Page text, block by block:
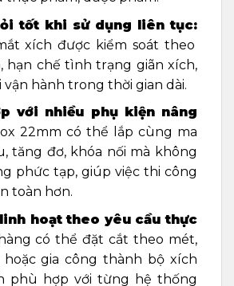
tốt khi sử dụng liên tục:
xích được kiểm soát theo
hạn chế tình trạng giãn xích,
vận hành trong thời gian dài.
với nhiều phụ kiện nâng
22mm có thể lắp cùng ma
tăng đơ, khóa nối mà không
phức tạp, giúp việc thi công
toàn hơn.
hoạt theo yêu cầu thực
có thể đặt cắt theo mét,
gia công thành bộ xích
phù hợp với từng hệ thống